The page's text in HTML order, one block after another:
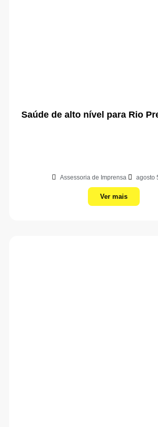
Saúde de alto nível para Rio
Assessoria de Imprensa agosto
Ver mais